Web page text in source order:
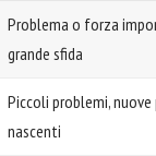
Problema o forza
grande sfida
Piccoli problemi,
nascenti